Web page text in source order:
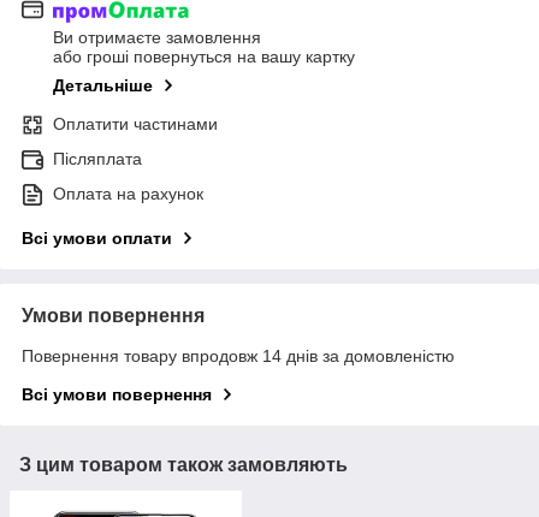
Ви отримаєте замовлення
або гроші повернуться на вашу картку
Детальніше
Оплатити частинами
Післяплата
Оплата на рахунок
Всі умови оплати
Умови повернення
Повернення товару впродовж 14 днів за домовленістю
Всі умови повернення
З цим товаром також замовляють